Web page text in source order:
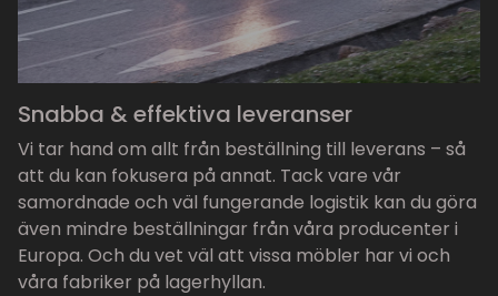
Snabba & effektiva leveranser
Vi tar hand om allt från beställning till leverans – så
att du kan fokusera på annat. Tack vare vår
samordnade och väl fungerande logistik kan du göra
även mindre beställningar från våra producenter i
Europa. Och du vet väl att vissa möbler har vi och
våra fabriker på lagerhyllan.